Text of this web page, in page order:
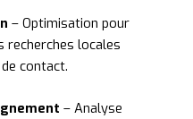
– Optimisation pour
recherches locales
contact.
– Analyse